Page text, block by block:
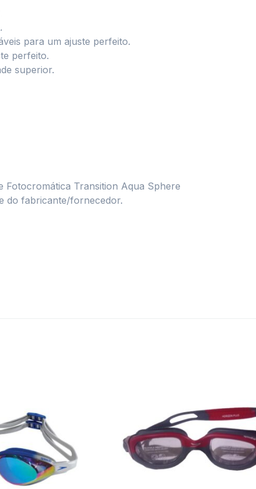
para um ajuste perfeito.
perfeito.
superior.
Fotocromática Transition Aqua Sphere
do fabricante/fornecedor.